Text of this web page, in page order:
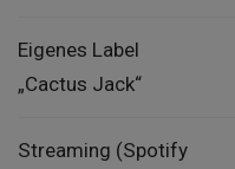
Eigenes Label
„Cactus Jack“
Streaming (Spotify